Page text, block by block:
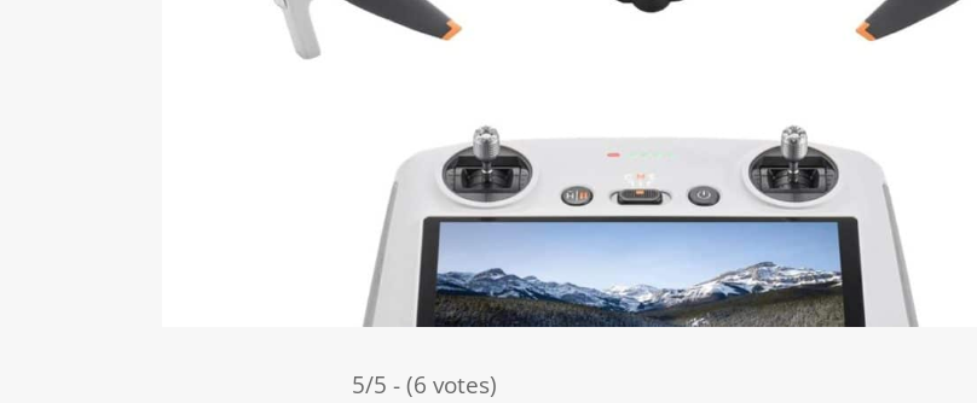
5/5 - (6 votes)